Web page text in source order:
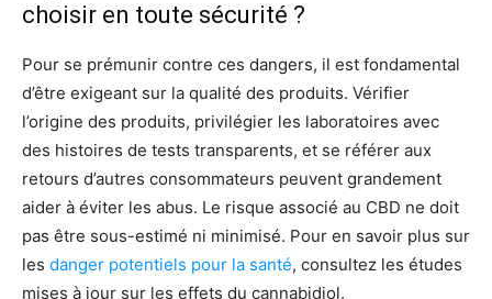
choisir en toute sécurité ?
Pour se prémunir contre ces dangers, il est fondamental
d’être exigeant sur la qualité des produits. Vérifier
l’origine des produits, privilégier les laboratoires avec
des histoires de tests transparents, et se référer aux
retours d’autres consommateurs peuvent grandement
aider à éviter les abus. Le risque associé au CBD ne doit
pas être sous-estimé ni minimisé. Pour en savoir plus sur
les danger potentiels pour la santé, consultez les études
mises à jour sur les effets du cannabidiol.